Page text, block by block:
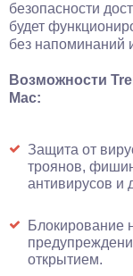
безопасности
будет
без напоминаний
Возможности
Mac:
Защита от
троянов,
антивирусов и
Блокирование
открытием.